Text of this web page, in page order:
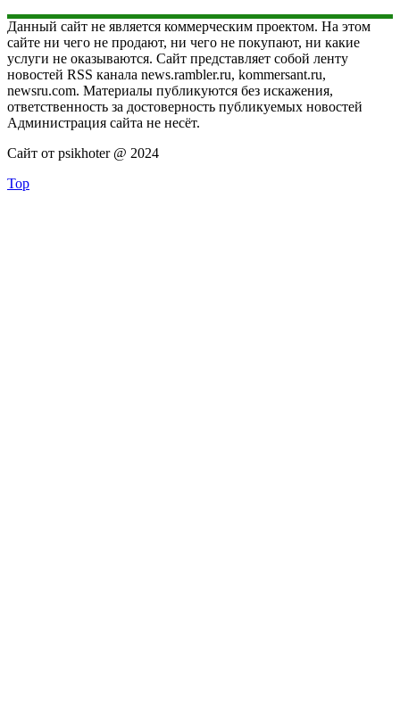
Данный сайт не является коммерческим проектом. На этом
сайте ни чего не продают, ни чего не покупают, ни какие
услуги не оказываются. Сайт представляет собой ленту
новостей RSS канала news.rambler.ru, kommersant.ru,
newsru.com. Материалы публикуются без искажения,
ответственность за достоверность публикуемых новостей
Администрация сайта не несёт.
Сайт от psikhoter @ 2024
Top